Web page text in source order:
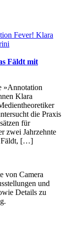
Fäldt mit
»Annotation
Klara
die Praxis
für
zwei Jahrzehnte
Fäldt, […]
von Camera
und
Details zu